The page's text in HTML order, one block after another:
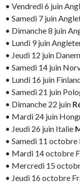
• Vendredi 6 juin
• Samedi 7 juin
• Dimanche 8 juin
• Lundi 9 juin
• Jeudi 12 juin
• Samedi 14 juin
• Lundi 16 juin
• Samedi 21 juin
• Dimanche 22 juin
• Mardi 24 juin
• Jeudi 26 juin Italie
• Samedi 11 octobre
• Mardi 14 octobre
• Mercredi 15
• Jeudi 16 octobre